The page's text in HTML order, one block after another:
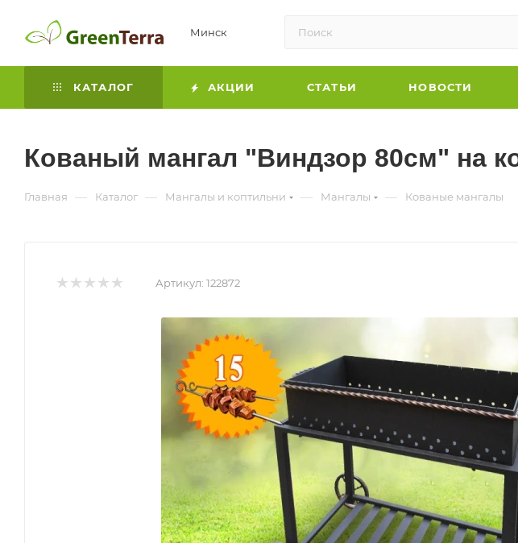
Минск
КАТАЛОГ АКЦИИ СТАТЬИ НОВОСТИ
Кованый мангал "Виндзор 80см" на
Главная — Каталог — Мангалы и коптильни — Мангалы — Кованые мангалы
Артикул: 122872